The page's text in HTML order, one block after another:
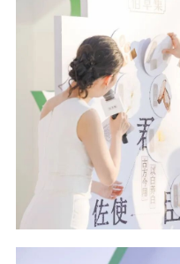
过水油恒融科技实现
与此同时，在整场活
汲取灵感，提出“中
白、德化白瓷的白与
成“外清浊、内养白”
草集以三重境界层层